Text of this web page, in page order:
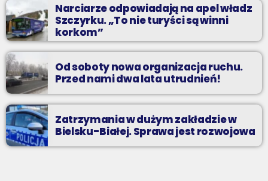
Narciarze odpowiadają na apel władz
Szczyrku. „To nie turyści są winni
korkom”
Od soboty nowa organizacja ruchu.
Przed nami dwa lata utrudnień!
Zatrzymania w dużym zakładzie w
Bielsku-Białej. Sprawa jest rozwojowa